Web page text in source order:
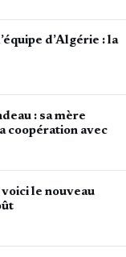
d’Algérie : la
: sa mère
coopération avec
le nouveau